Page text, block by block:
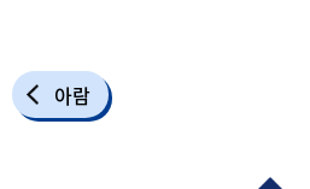
아람